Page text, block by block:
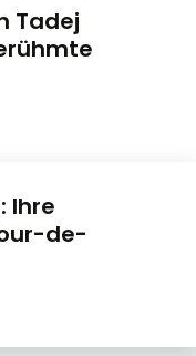
Tadej
Ihre
de-